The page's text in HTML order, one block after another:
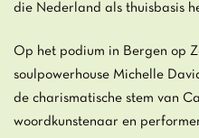
die Nederland als thuisbasis
Op het podium in Bergen op
soulpowerhouse Michelle
de charismatische stem van
woordkunstenaar en